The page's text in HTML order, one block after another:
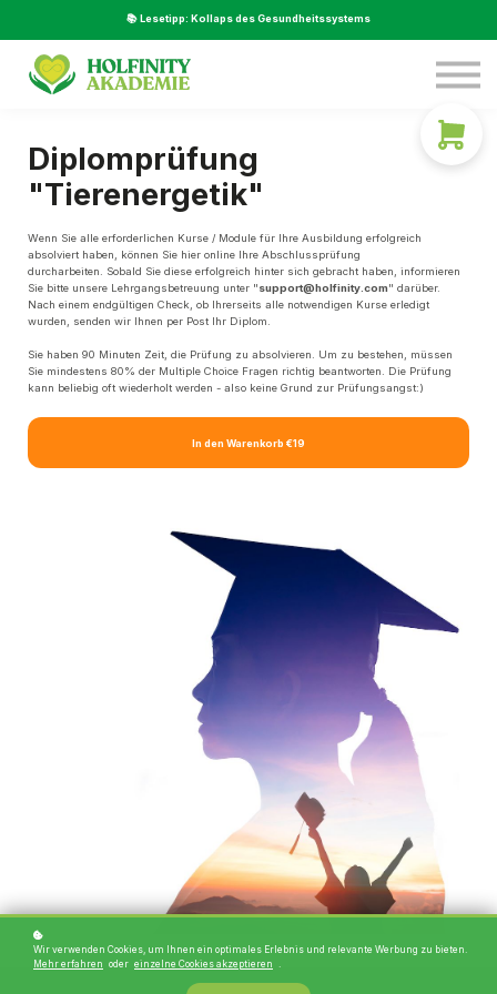
📚 Lesetipp: Kollaps des Gesundheitssystems
Service
Über Uns
Diplomprüfung
"Tierenergetik"
Wenn Sie alle erforderlichen Kurse / Module für Ihre Ausbildung erfolgreich
absolviert haben, können Sie hier online Ihre Abschlussprüfung
durcharbeiten. Sobald Sie diese erfolgreich hinter sich gebracht haben, informieren
Sie bitte unsere Lehrgangsbetreuung unter "support@holfinity.com" darüber.
Nach einem endgültigen Check, ob Ihrerseits alle notwendigen Kurse erledigt
wurden, senden wir Ihnen per Post Ihr Diplom.
Sie haben 90 Minuten Zeit, die Prüfung zu absolvieren. Um zu bestehen, müssen
Sie mindestens 80% der Multiple Choice Fragen richtig beantworten. Die Prüfung
kann beliebig oft wiederholt werden - also keine Grund zur Prüfungsangst:)
In den Warenkorb €19
Wir verwenden Cookies, um Ihnen ein optimales Erlebnis und relevante Werbung zu bieten.
Mehr erfahren oder einzelne Cookies akzeptieren .